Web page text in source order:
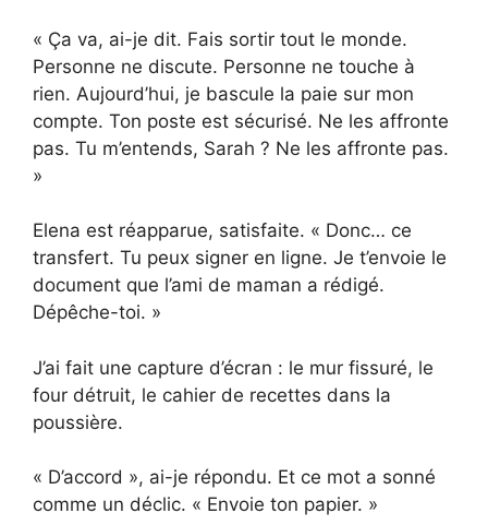
« Ça va, ai-je dit. Fais sortir tout le monde.
Personne ne discute. Personne ne touche à
rien. Aujourd’hui, je bascule la paie sur mon
compte. Ton poste est sécurisé. Ne les affronte
pas. Tu m’entends, Sarah ? Ne les affronte pas.
»
Elena est réapparue, satisfaite. « Donc… ce
transfert. Tu peux signer en ligne. Je t’envoie le
document que l’ami de maman a rédigé.
Dépêche-toi. »
J’ai fait une capture d’écran : le mur fissuré, le
four détruit, le cahier de recettes dans la
poussière.
« D’accord », ai-je répondu. Et ce mot a sonné
comme un déclic. « Envoie ton papier. »